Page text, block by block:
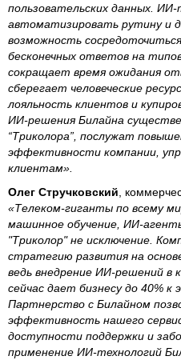
пользовательских данных.
автоматизировать рутину и
возможность
бесконечных ответов на
сокращает время ожидания
сберегает человеческие
лояльность клиентов и
ИИ-решения Билайна
“Триколора”, послужат
эффективности компании,
клиентам».
Олег Стручковский ,
«Телеком-гиганты по всему
машинное обучение, ИИ-
"Триколор" не исключение.
стратегию развития на
ведь внедрение ИИ-решений в
сейчас дает бизнесу до 40%
Партнерство с Билайном
эффективность нашего
доступности поддержки и
применение ИИ-технологий